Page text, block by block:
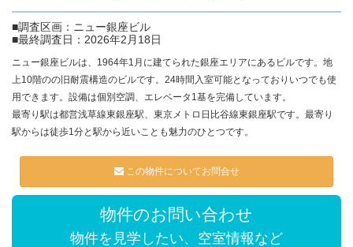
■調査区画：ニュー銀座ビル
■最終調査日：2026年2月18日
ニュー銀座ビルは、1964年1月に建てられた銀座エリアにあるビルです。地
上10階のの旧耐震構造のビルです。24時間入室可能となっておりいつでも使
用できます。設備は個別空調、エレベータ1基を完備しています。
最寄り駅は都営浅草線東銀座駅、東京メトロ日比谷線東銀座駅です。最寄り
駅からは徒歩1分と駅から近いことも魅力のひとつです。
この物件についてお問合せ
物件のお問い合わせ
物件を見学したい、空室情報など